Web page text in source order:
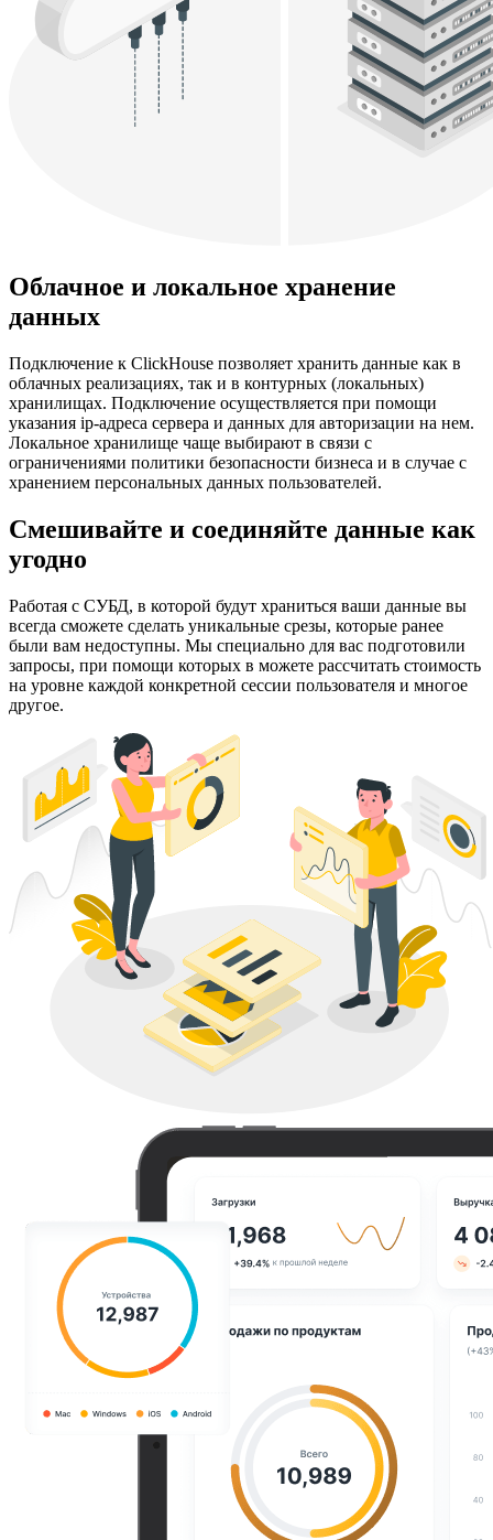
Облачное и локальное хранение
данных
Подключение к ClickHouse позволяет хранить данные как в
облачных реализациях, так и в контурных (локальных)
хранилищах. Подключение осуществляется при помощи
указания ip-адреса сервера и данных для авторизации на нем.
Локальное хранилище чаще выбирают в связи с
ограничениями политики безопасности бизнеса и в случае с
хранением персональных данных пользователей.
Смешивайте и соединяйте данные как
угодно
Работая с СУБД, в которой будут храниться ваши данные вы
всегда сможете сделать уникальные срезы, которые ранее
были вам недоступны. Мы специально для вас подготовили
запросы, при помощи которых в можете рассчитать стоимость
на уровне каждой конкретной сессии пользователя и многое
другое.